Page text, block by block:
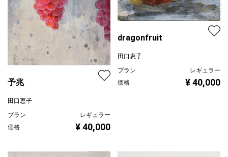
予兆
田口恵子
プラン
レギュラー
価格
¥ 40,000
dragonfruit
田口恵子
プラン
レギュラー
価格
¥ 40,000